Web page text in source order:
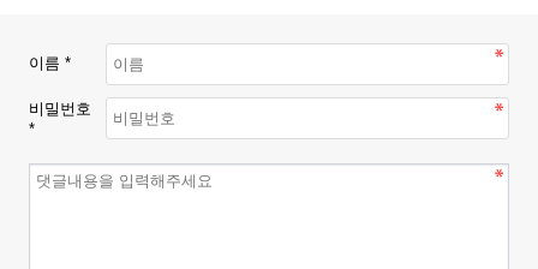
이름 *
비밀번호
*